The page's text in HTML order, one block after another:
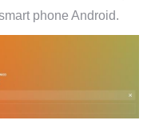
phone Android.